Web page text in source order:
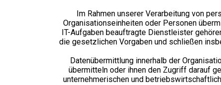
Im Rahmen unserer Verarbeitung von
Organisationseinheiten oder Personen
IT-Aufgaben beauftragte Dienstleister
die gesetzlichen Vorgaben und schließen
Datenübermittlung innerhalb der
übermitteln oder ihnen den Zugriff darauf
unternehmerischen und